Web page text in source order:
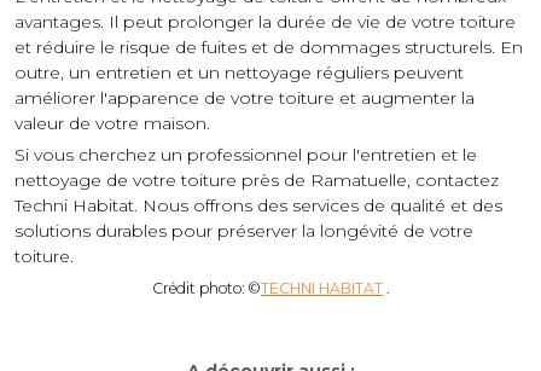
avantages. Il peut prolonger la durée de vie de votre toiture
et réduire le risque de fuites et de dommages structurels. En
outre, un entretien et un nettoyage réguliers peuvent
améliorer l'apparence de votre toiture et augmenter la
valeur de votre maison.
Si vous cherchez un professionnel pour l'entretien et le
nettoyage de votre toiture près de Ramatuelle, contactez
Techni Habitat. Nous offrons des services de qualité et des
solutions durables pour préserver la longévité de votre
toiture.
Crédit photo: ©TECHNI HABITAT .